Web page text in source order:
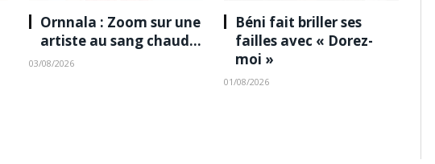
Ornnala : Zoom sur une
artiste au sang chaud…
03/08/2026
Béni fait briller ses
failles avec « Dorez-
moi »
01/08/2026